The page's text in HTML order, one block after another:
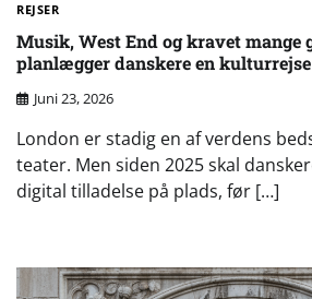
REJSER
Musik, West End og kravet mange
planlægger danskere en
Juni 23, 2026
London er stadig en af verdens
teater. Men siden 2025 skal
digital tilladelse på plads, før […]